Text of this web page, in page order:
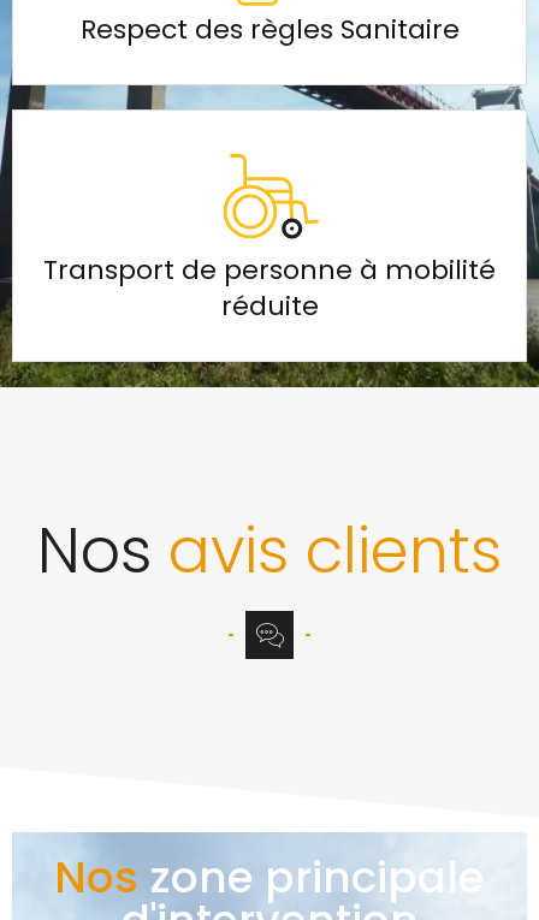
Respect des règles Sanitaire
Transport de personne à mobilité
réduite
Nos avis clients
Nos zone principale